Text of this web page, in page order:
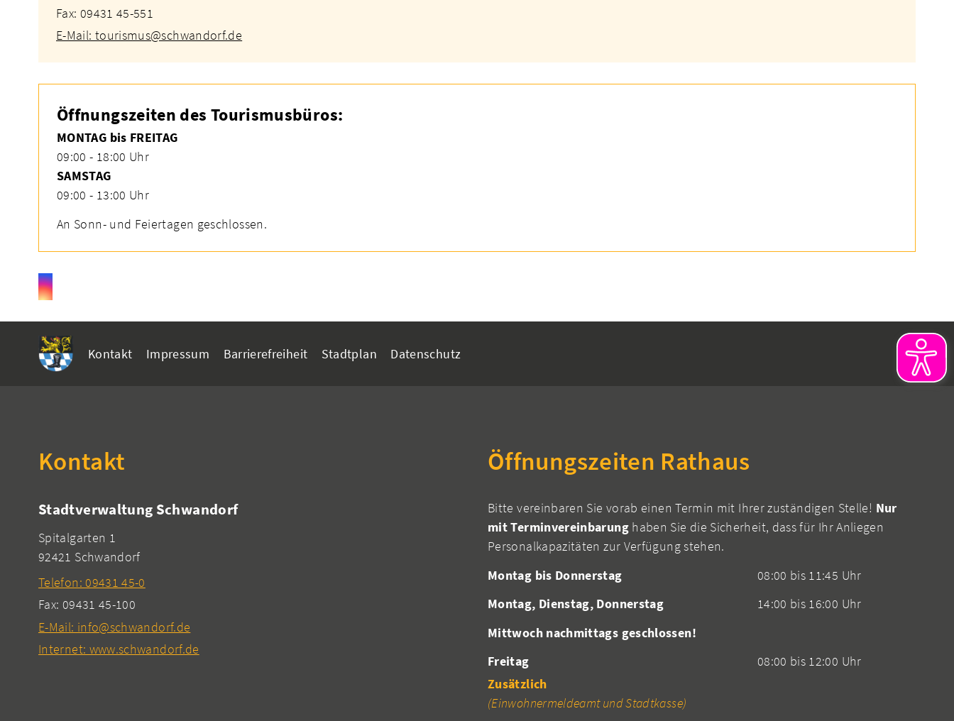
Fax: 09431 45-551
E-Mail: tourismus@schwandorf.de
Öffnungszeiten des Tourismusbüros:
MONTAG bis FREITAG
09:00 - 18:00 Uhr
SAMSTAG
09:00 - 13:00 Uhr
An Sonn- und Feiertagen geschlossen.
Kontakt Impressum Barrierefreiheit Stadtplan Datenschutz
Kontakt
Stadtverwaltung Schwandorf
Spitalgarten 1
92421 Schwandorf
Telefon: 09431 45-0
Fax: 09431 45-100
E-Mail: info@schwandorf.de
Internet: www.schwandorf.de
Öffnungszeiten Rathaus
Bitte vereinbaren Sie vorab einen Termin mit Ihrer zuständigen Stelle! Nur
mit Terminvereinbarunghaben Sie die Sicherheit, dass für Ihr Anliegen
Personalkapazitäten zur Verfügung stehen.
Montag bis Donnerstag
Montag, Dienstag, Donnerstag
Mittwoch nachmittags geschlossen!
08:00 bis 11:45 Uhr
14:00 bis 16:00 Uhr
Freitag
08:00 bis 12:00 Uhr
Zusätzlich
(Einwohnermeldeamt und Stadtkasse)